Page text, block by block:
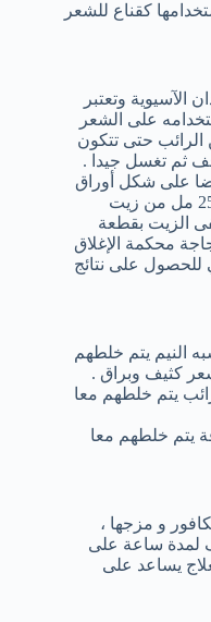
كقناع للشعر
الآسيوية وتعتبر
على الشعر
حتى تتكون
ثم تغسل جيدا .
على شكل أوراق
حيث يتم غلي 60 جرام من اللحناء في 250 مل من زيت
الزيت بقطعة
محكمة الإغلاق
على نتائج
النيم يتم خلطهم
كثيف وبراق .
يتم خلطهم معا
يتم خلطهم معا
و مزجها ،
لمدة ساعة على
يساعد على